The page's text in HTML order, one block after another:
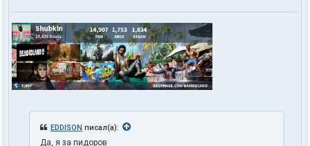
EDDISON писал(а):
Да, я за пидоров